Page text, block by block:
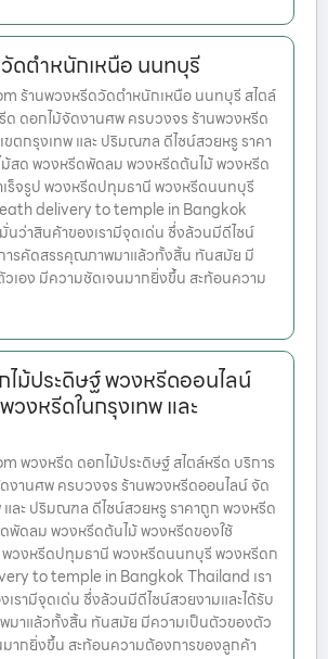
ดตำหนักเหนือ นนทบุรี
ร้านพวงหรีดวัดตำหนักเหนือ นนทบุรี สไตล์
ด ดอกไม้จัดงานศพ ครบวงจร ร้านพวงหรีด
ตกรุงเทพ และ ปริมณฑล ดีไซน์สวยหรู ราคา
สด พวงหรีดพัดลม พวงหรีดต้นไม้ พวงหรีด
เร็จรูป พวงหรีดปทุมธานี พวงหรีดนนทบุรี
delivery to temple in Bangkok
นว่าสินค้าของเรามีจุดเด่น ซึ่งล้วนมีดีไซน์
ารคัดสรรคุณภาพมาแล้วทั้งสิ้น ทันสมัย มี
เอง มีความชัดเจนมากยิ่งขึ้น สะท้อนความ
ม้ประดิษฐ์ พวงหรีดออนไลน์
งหรีดในกรุงเทพ และ
พวงหรีด ดอกไม้ประดิษฐ์ สไตล์หรีด บริการ
งานศพ ครบวงจร ร้านพวงหรีดออนไลน์ จัด
และ ปริมณฑล ดีไซน์สวยหรู ราคาถูก พวงหรีด
พัดลม พวงหรีดต้นไม้ พวงหรีดของใช้
พวงหรีดปทุมธานี พวงหรีดนนทบุรี พวงหรีดก
to temple in Bangkok Thailand เรา
เรามีจุดเด่น ซึ่งล้วนมีดีไซน์สวยงามและได้รับ
มาแล้วทั้งสิ้น ทันสมัย มีความเป็นตัวของตัว
มากยิ่งขึ้น สะท้อนความต้องการของลูกค้า